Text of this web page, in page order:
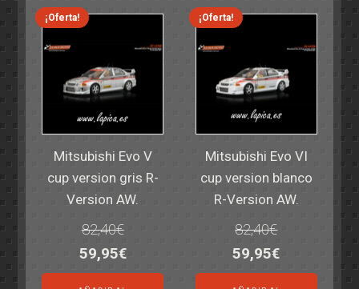
14,30€.11,25€.
6,00€.4,50€.
¡Oferta!
Mitsubishi Evo V
cup version gris R-
Version AW.
82,40€
El
precio
59,95€El
precio
¡Oferta!
Mitsubishi Evo VI
cup version blanco
R-Version AW.
82,40€
El
precio
59,95€El
precio